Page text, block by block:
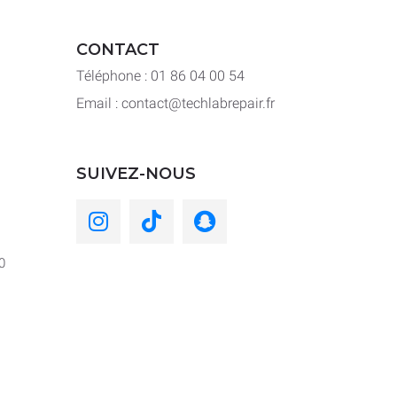
CONTACT
Téléphone : 01 86 04 00 54
Email : contact@techlabrepair.fr
SUIVEZ-NOUS